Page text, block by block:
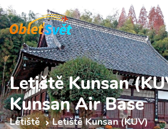
Letiště Kunsan
Kunsan Air Base
Letiště Letiště Kunsan (KUV)